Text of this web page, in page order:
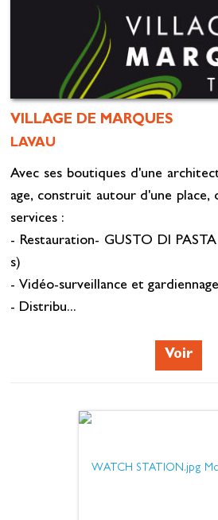
VILLAGE DE MARQUES
LAVAU
Avec ses boutiques d'une
age, construit autour d'une
services :
- Restauration- GUSTO DI
s)
- Vidéo-surveillance et gardiennage
- Distribu...
Voir